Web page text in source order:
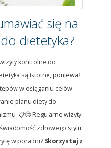
się na
dietetyka?
kontrolne do
są istotne, ponieważ
w osiąganiu celów
planu diety do
📋🧐 Regularne wizyty
zdrowego stylu
w poradni? Skorzystaj z